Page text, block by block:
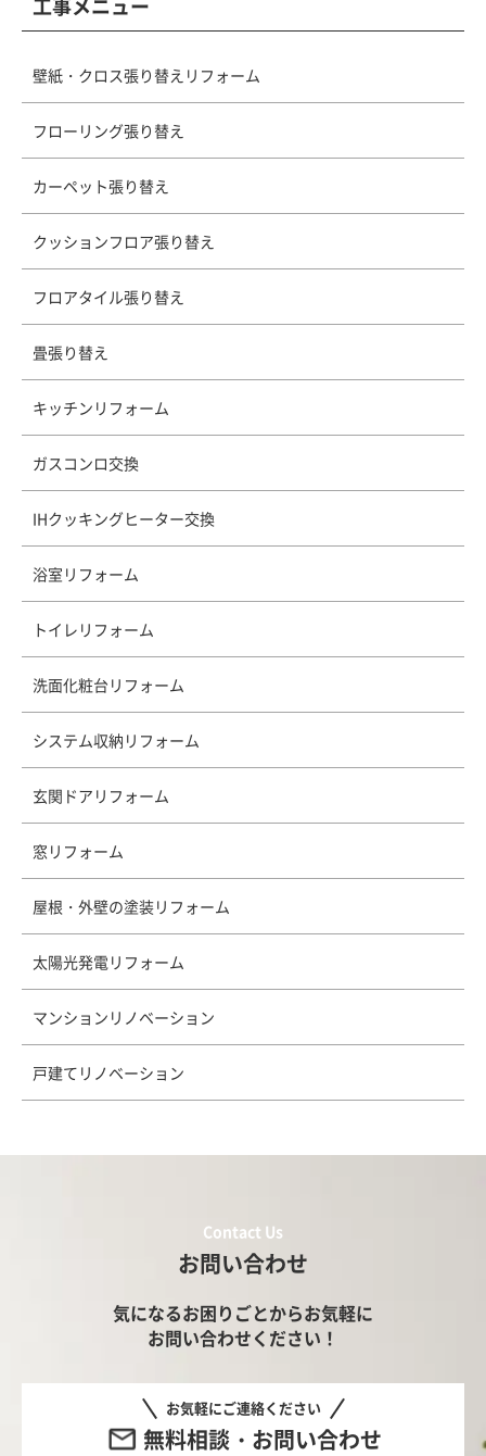
壁紙・クロス張り替えリフォーム
フローリング張り替え
カーペット張り替え
クッションフロア張り替え
フロアタイル張り替え
畳張り替え
キッチンリフォーム
ガスコンロ交換
IHクッキングヒーター交換
浴室リフォーム
トイレリフォーム
洗面化粧台リフォーム
システム収納リフォーム
玄関ドアリフォーム
窓リフォーム
屋根・外壁の塗装リフォーム
太陽光発電リフォーム
マンションリノベーション
戸建てリノベーション
Contact Us
お問い合わせ
気になるお困りごとからお気軽に
お問い合わせください！
お気軽にご連絡ください
無料相談・お問い合わせ